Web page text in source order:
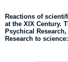
Reactions of
at the XIX Century.
Psychical
Research to